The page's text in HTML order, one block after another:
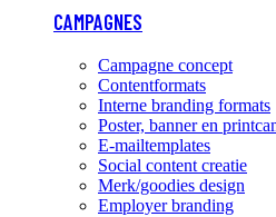
CAMPAGNES
Campagne concept
Contentformats
Interne branding formats
Poster, banner en
E-mailtemplates
Social content creatie
Merk/goodies design
Employer branding